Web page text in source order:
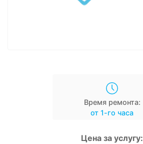
Время ремонта:
от 1-го часа
Цена за услугу: